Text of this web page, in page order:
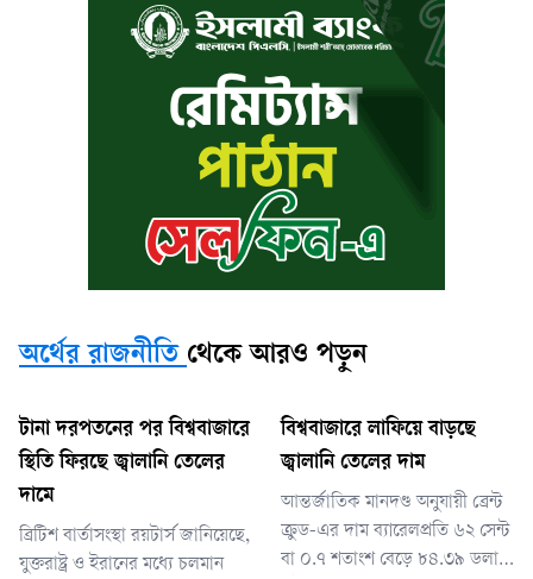
অর্থের রাজনীতি থেকে আরও পড়ুন
টানা দরপতনের পর বিশ্ববাজারে
স্থিতি ফিরছে জ্বালানি তেলের
দামে
ব্রিটিশ বার্তাসংস্থা রয়টার্স জানিয়েছে,
যুক্তরাষ্ট্র ও ইরানের মধ্যে চলমান
বিশ্ববাজারে লাফিয়ে বাড়ছে
জ্বালানি তেলের দাম
আন্তর্জাতিক মানদণ্ড অনুযায়ী ব্রেন্ট
ক্রুড-এর দাম ব্যারেলপ্রতি ৬২ সেন্ট
বা ০.৭ শতাংশ বেড়ে ৮৪.৩৯ ডলারে